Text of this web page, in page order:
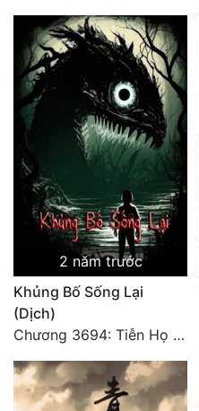
Cẩu Đạo Trường Sinh
Ngự Thú
Truyện Nam
Truyện Nữ
Vô Địch Lưu
Xây Dựng Thế Lực
Đam Mỹ
Đẹp Hiệp
Tính Cách Nhân Vật :
Cơ Trí
2 năm trước
Khủng Bố Sống Lại
(Dịch)
Chương 3694: Tiễn Họ Đoạn Đường Cuối - Hoàn